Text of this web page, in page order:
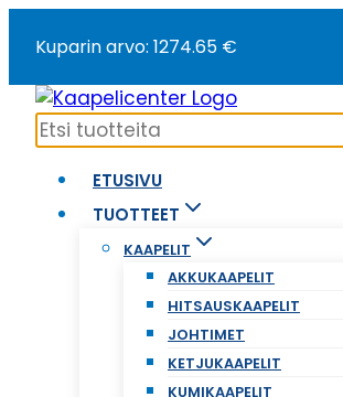
sisältöön
Kuparin arvo: 1274.65 €
ETUSIVU
TUOTTEET
KAAPELIT
AKKUKAAPELIT
HITSAUSKAAPELIT
JOHTIMET
KETJUKAAPELIT
KUMIKAAPELIT